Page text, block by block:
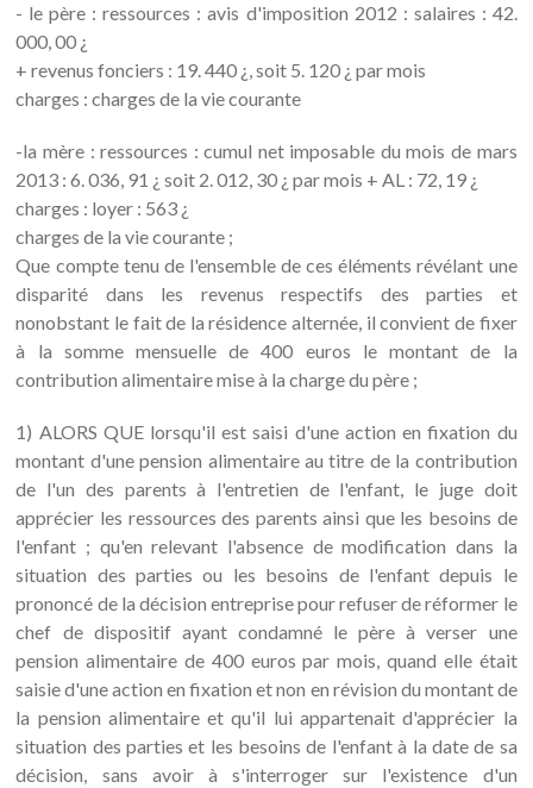
- le père : ressources : avis d'imposition 2012 : salaires : 42.
000, 00 ¿
+ revenus fonciers : 19. 440 ¿, soit 5. 120 ¿ par mois
charges : charges de la vie courante
-la mère : ressources : cumul net imposable du mois de mars
2013 : 6. 036, 91 ¿ soit 2. 012, 30 ¿ par mois + AL : 72, 19 ¿
charges : loyer : 563 ¿
charges de la vie courante ;
Que compte tenu de l'ensemble de ces éléments révélant une
disparité dans les revenus respectifs des parties et
nonobstant le fait de la résidence alternée, il convient de fixer
à la somme mensuelle de 400 euros le montant de la
contribution alimentaire mise à la charge du père ;
1) ALORS QUE lorsqu'il est saisi d'une action en fixation du
montant d'une pension alimentaire au titre de la contribution
de l'un des parents à l'entretien de l'enfant, le juge doit
apprécier les ressources des parents ainsi que les besoins de
l'enfant ; qu'en relevant l'absence de modification dans la
situation des parties ou les besoins de l'enfant depuis le
prononcé de la décision entreprise pour refuser de réformer le
chef de dispositif ayant condamné le père à verser une
pension alimentaire de 400 euros par mois, quand elle était
saisie d'une action en fixation et non en révision du montant de
la pension alimentaire et qu'il lui appartenait d'apprécier la
situation des parties et les besoins de l'enfant à la date de sa
décision, sans avoir à s'interroger sur l'existence d'un